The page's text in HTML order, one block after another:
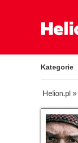
Kategorie
Helion.pl »